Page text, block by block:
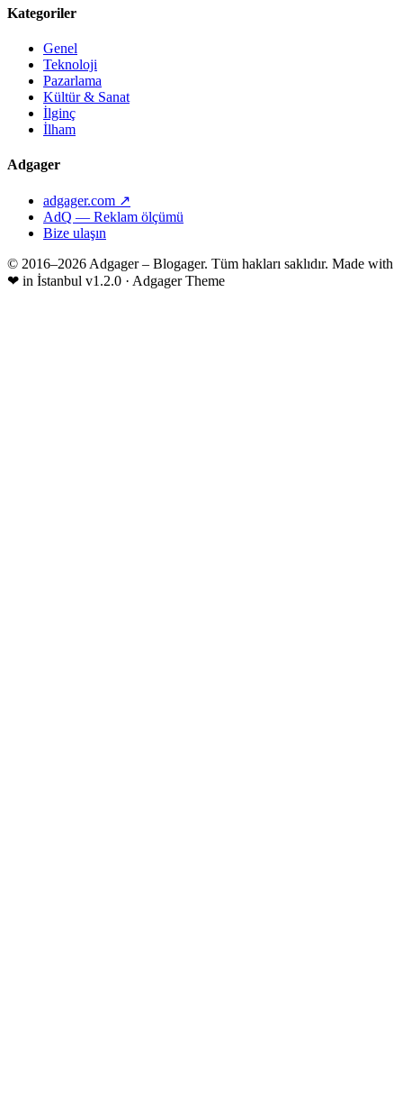
Kategoriler
Genel
Teknoloji
Pazarlama
Kültür & Sanat
İlginç
İlham
Adgager
adgager.com ↗
AdQ — Reklam ölçümü
Bize ulaşın
© 2016–2026 Adgager – Blogager. Tüm hakları saklıdır. Made with
❤ in İstanbul v1.2.0 · Adgager Theme